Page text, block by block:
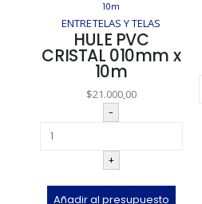
ENTRETELAS Y TELAS
HULE PVC
CRISTAL 010mm x
10m
$21.000,00
-
+
Añadir al presupuesto